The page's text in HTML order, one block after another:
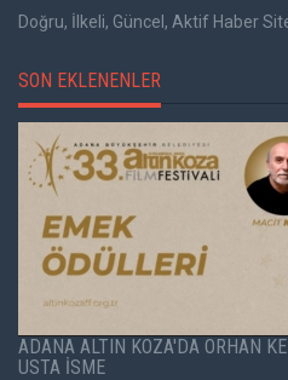
Doğru, İlkeli, Güncel, Aktif Haber
SON EKLENENLER
ADANA ALTIN KOZA'DA ORHAN
USTA İSME